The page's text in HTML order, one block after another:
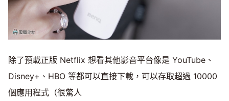
除了預載正版 Netflix 想看其他影音平台像是 YouTube、
Disney+、HBO 等都可以直接下載，可以存取超過 10000
個應用程式（很驚人